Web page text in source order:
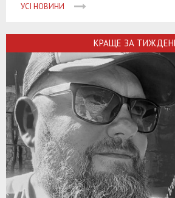
УСІ НОВИНИ
КРАЩЕ ЗА